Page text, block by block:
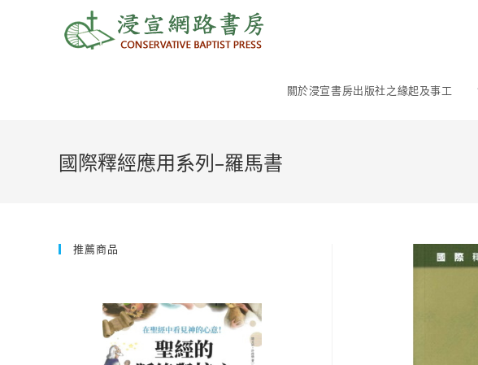
關於浸宣書房出版社之緣起及事工
國際釋經應用系列–羅馬書
推薦商品